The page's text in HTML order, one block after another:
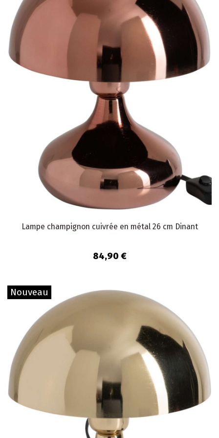
Lampe champignon cuivrée en métal 26 cm Dinant
84,90 €
Nouveau